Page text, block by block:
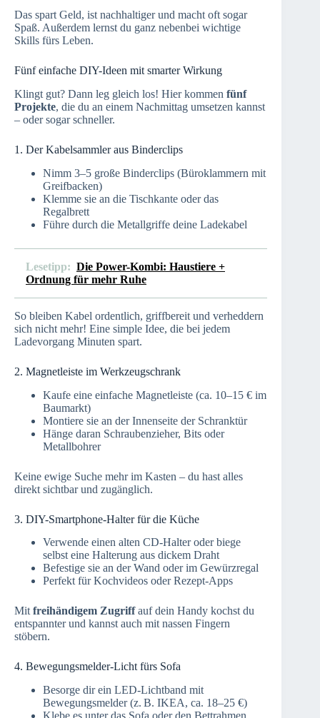
Das spart Geld, ist nachhaltiger und macht oft sogar
Spaß. Außerdem lernst du ganz nebenbei wichtige
Skills fürs Leben.
Fünf einfache DIY-Ideen mit smarter Wirkung
Klingt gut? Dann leg gleich los! Hier kommen fünf
Projekte, die du an einem Nachmittag umsetzen kannst
– oder sogar schneller.
1. Der Kabelsammler aus Binderclips
Nimm 3–5 große Binderclips (Büroklammern mit
Greifbacken)
Klemme sie an die Tischkante oder das
Regalbrett
Führe durch die Metallgriffe deine Ladekabel
Lesetipp: Die Power-Kombi: Haustiere +
Ordnung für mehr Ruhe
So bleiben Kabel ordentlich, griffbereit und verheddern
sich nicht mehr! Eine simple Idee, die bei jedem
Ladevorgang Minuten spart.
2. Magnetleiste im Werkzeugschrank
Kaufe eine einfache Magnetleiste (ca. 10–15 € im
Baumarkt)
Montiere sie an der Innenseite der Schranktür
Hänge daran Schraubenzieher, Bits oder
Metallbohrer
Keine ewige Suche mehr im Kasten – du hast alles
direkt sichtbar und zugänglich.
3. DIY-Smartphone-Halter für die Küche
Verwende einen alten CD-Halter oder biege
selbst eine Halterung aus dickem Draht
Befestige sie an der Wand oder im Gewürzregal
Perfekt für Kochvideos oder Rezept-Apps
Mit freihändigem Zugriffauf dein Handy kochst du
entspannter und kannst auch mit nassen Fingern
stöbern.
4. Bewegungsmelder-Licht fürs Sofa
Besorge dir ein LED-Lichtband mit
Bewegungsmelder (z. B. IKEA, ca. 18–25 €)